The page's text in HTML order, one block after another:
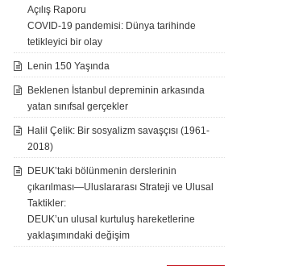
Açılış Raporu
COVID-19 pandemisi: Dünya tarihinde
tetikleyici bir olay
Lenin 150 Yaşında
Beklenen İstanbul depreminin arkasında
yatan sınıfsal gerçekler
Halil Çelik: Bir sosyalizm savaşçısı (1961-
2018)
DEUK’taki bölünmenin derslerinin
çıkarılması—Uluslararası Strateji ve Ulusal
Taktikler:
DEUK’un ulusal kurtuluş hareketlerine
yaklaşımındaki değişim